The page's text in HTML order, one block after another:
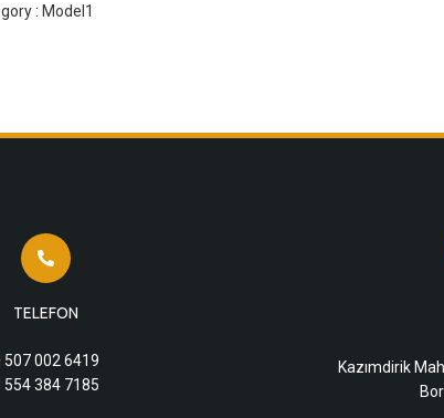
: Model1
TELEFON
507 002 6419
554 384 7185
Kazımdirik